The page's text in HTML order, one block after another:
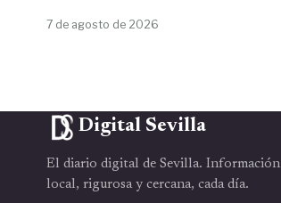
7 de agosto de 2026
Digital Sevilla
El diario digital de Sevilla. Información
local, rigurosa y cercana, cada día.